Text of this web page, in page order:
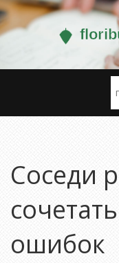
Соседи
ошибок